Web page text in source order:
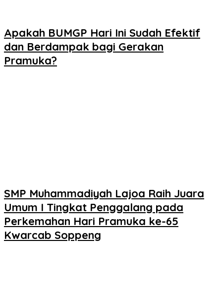
Apakah BUMGP Hari Ini Sudah Efektif
dan Berdampak bagi Gerakan
Pramuka?
SMP Muhammadiyah Lajoa Raih Juara
Umum I Tingkat Penggalang pada
Perkemahan Hari Pramuka ke-65
Kwarcab Soppeng